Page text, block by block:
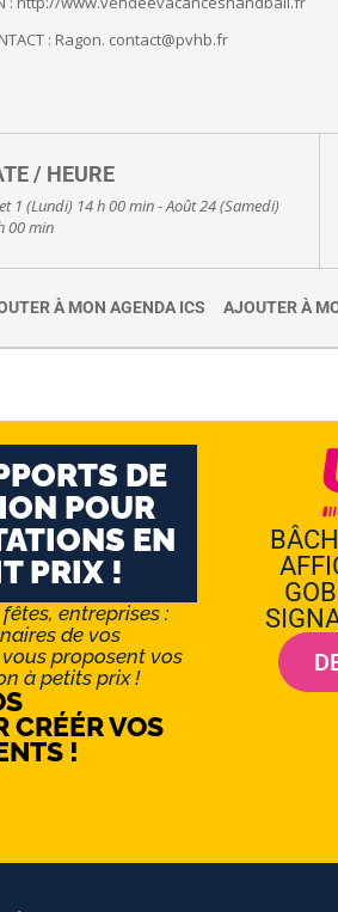
: Ragon. contact@pvhb.fr
/ HEURE
1 (Lundi) 14 h 00 min - Août 24 (Samedi)
00 min
À MON AGENDA ICS AJOUTER À
DE
POUR
EN
PRIX !
entreprises :
de vos
proposent vos
à petits prix !
CRÉÉR VOS
!